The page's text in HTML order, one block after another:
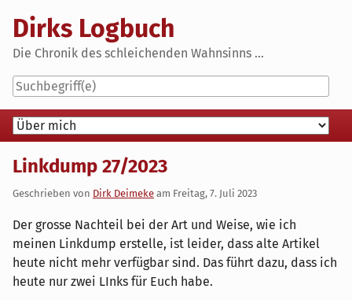
content
Dirks Logbuch
Die Chronik des schleichenden Wahnsinns ...
Navigation
Linkdump 27/2023
Geschrieben von Dirk Deimeke am Freitag, 7. Juli 2023
Der grosse Nachteil bei der Art und Weise, wie ich
meinen Linkdump erstelle, ist leider, dass alte Artikel
heute nicht mehr verfügbar sind. Das führt dazu, dass ich
heute nur zwei LInks für Euch habe.